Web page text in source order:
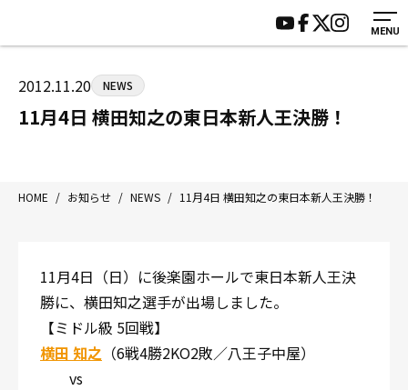
MENU
八王子中屋ボクシングジム
〒192-0072 東京都八王子市南町3-8 第2原嶋ビル1F
Tel/Fax：042-622-7222
営業時間：月〜土 14:00〜22:00 / 日・祝 14:00〜19:00
HOME
ジムについて
トレーニング
入会案内
施設紹介
会員様の声
サポーター募集
2012.11.20 NEWS
11月4日 横田知之の東日本新人王決勝！
HOME / お知らせ / NEWS / 11月4日 横田知之の東日本新人王決勝！
11月4日（日）に後楽園ホールで東日本新人王決
勝に、横田知之選手が出場しました。
【ミドル級 5回戦】
横田 知之 （6戦4勝2KO2敗／八王子中屋）
vs